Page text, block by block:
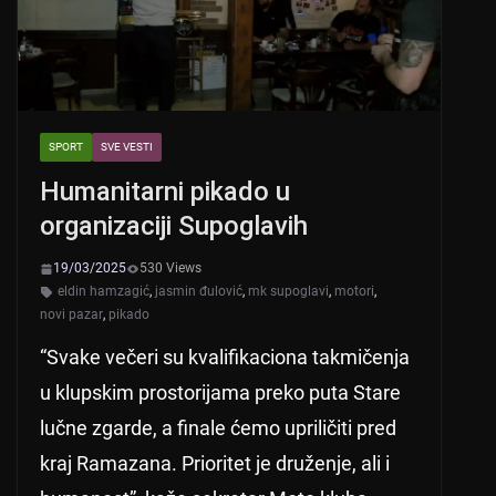
SPORT SVE VESTI
Humanitarni pikado u
organizaciji Supoglavih
19/03/2025
530 Views
eldin hamzagić, jasmin đulović, mk supoglavi, motori,
novi pazar, pikado
“Svake večeri su kvalifikaciona takmičenja
u klupskim prostorijama preko puta Stare
lučne zgarde, a finale ćemo upriličiti pred
kraj Ramazana. Prioritet je druženje, ali i